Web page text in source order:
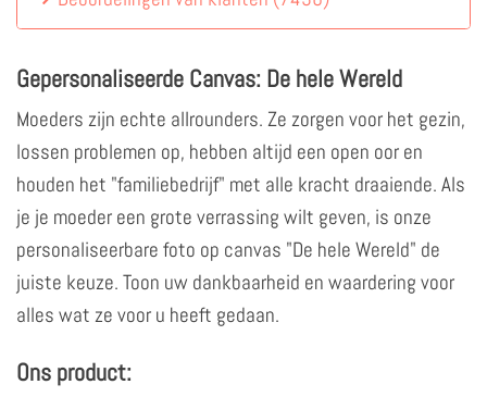
Gepersonaliseerde Canvas: De hele Wereld
Moeders zijn echte allrounders. Ze zorgen voor het gezin,
lossen problemen op, hebben altijd een open oor en
houden het "familiebedrijf" met alle kracht draaiende. Als
je je moeder een grote verrassing wilt geven, is onze
personaliseerbare foto op canvas "De hele Wereld" de
juiste keuze. Toon uw dankbaarheid en waardering voor
alles wat ze voor u heeft gedaan.
Ons product: